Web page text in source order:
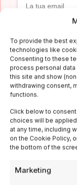
To provide the best
technologies like
Consenting to these
process personal data
this site and show
withdrawing consent,
functions.
Click below to
choices will be
at any time, including
on the Cookie Policy,
the bottom of the
Marketing
Italy Delight